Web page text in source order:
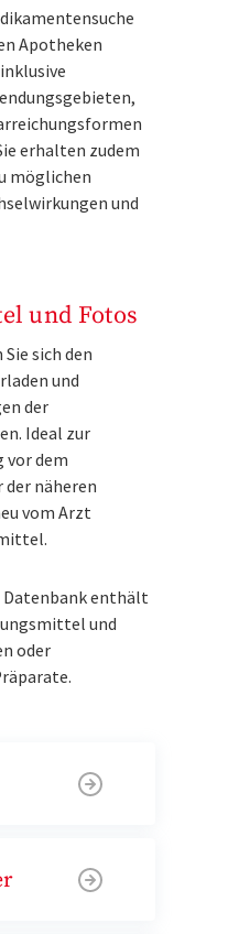
Apotheken
erhalten zudem
möglichen
und
und Fotos
sich den
und
der
Ideal zur
vor dem
der näheren
vom Arzt
Datenbank enthält
und
oder